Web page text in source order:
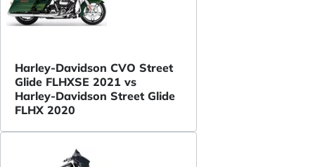
Harley-Davidson CVO Street
Glide FLHXSE 2021 vs
Harley-Davidson Street Glide
FLHX 2020